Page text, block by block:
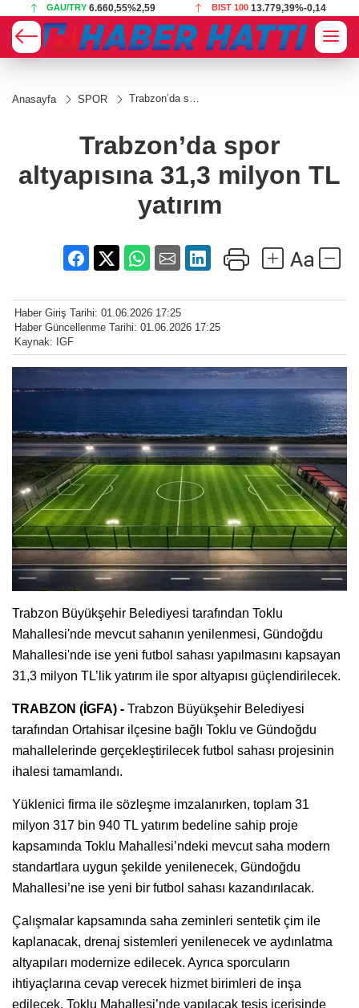
GAU/TRY 6.660,55%2,59 BIST 100 13.779,39%-0,14
Anasayfa SPOR
Trabzon’da spor
Trabzon’da spor
altyapısına 31,3 milyon TL
yatırım
Haber Giriş Tarihi: 01.06.2026 17:25
Haber Güncellenme Tarihi: 01.06.2026 17:25
Kaynak: IGF
Trabzon Büyükşehir Belediyesi tarafından Toklu
Mahallesi'nde mevcut sahanın yenilenmesi, Gündoğdu
Mahallesi'nde ise yeni futbol sahası yapılmasını kapsayan
31,3 milyon TL’lik yatırım ile spor altyapısı güçlendirilecek.
TRABZON (İGFA) - Trabzon Büyükşehir Belediyesi
tarafından Ortahisar ilçesine bağlı Toklu ve Gündoğdu
mahallelerinde gerçekleştirilecek futbol sahası projesinin
ihalesi tamamlandı.
Yüklenici firma ile sözleşme imzalanırken, toplam 31
milyon 317 bin 940 TL yatırım bedeline sahip proje
kapsamında Toklu Mahallesi’ndeki mevcut saha modern
standartlara uygun şekilde yenilenecek, Gündoğdu
Mahallesi’ne ise yeni bir futbol sahası kazandırılacak.
Çalışmalar kapsamında saha zeminleri sentetik çim ile
kaplanacak, drenaj sistemleri yenilenecek ve aydınlatma
altyapıları modernize edilecek. Ayrıca sporcuların
ihtiyaçlarına cevap verecek hizmet birimleri de inşa
edilecek. Toklu Mahallesi’nde yapılacak tesis içerisinde